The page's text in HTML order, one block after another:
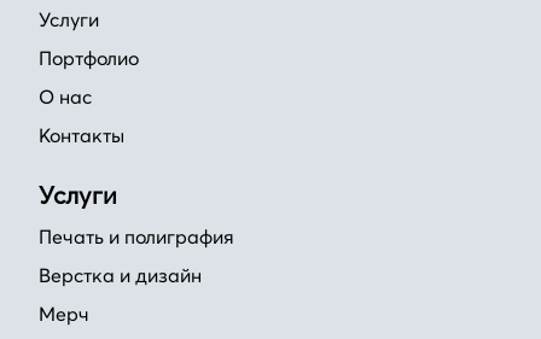
Услуги
Портфолио
О нас
Контакты
Услуги
Печать и полиграфия
Верстка и дизайн
Мерч